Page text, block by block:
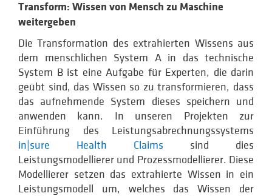
Transform: Wissen von Mensch zu Maschine
weitergeben
Die Transformation des extrahierten Wissens aus
dem menschlichen System A in das technische
System B ist eine Aufgabe für Experten, die darin
geübt sind, das Wissen so zu transformieren, dass
das aufnehmende System dieses speichern und
anwenden kann. In unseren Projekten zur
Einführung des Leistungsabrechnungssystems
in|sure Health Claims sind dies
Leistungsmodellierer und Prozessmodellierer. Diese
Modellierer setzen das extrahierte Wissen in ein
Leistungsmodell um, welches das Wissen der